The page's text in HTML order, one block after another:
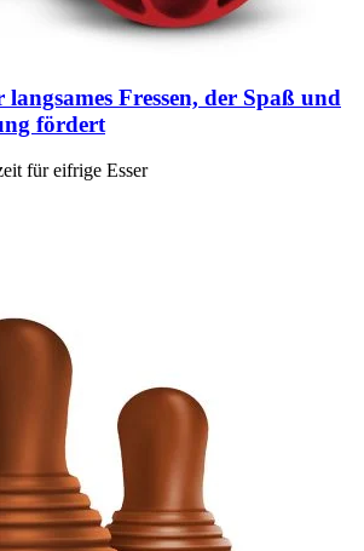
Fressen, der Spaß und
fördert
für eifrige Esser